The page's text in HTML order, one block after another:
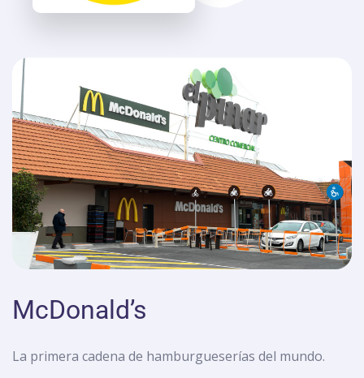
McDonald’s
La primera cadena de hamburgueserías del mundo.